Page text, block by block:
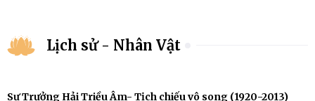
Lịch sử - Nhân Vật
Sư Trưởng Hải Triều Âm- Tịch chiếu vô song (1920-2013)